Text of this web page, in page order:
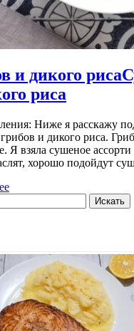
и дикого риса
риса
Ниже я расскажу
и дикого риса.
Я взяла сушеное
хорошо подойдут